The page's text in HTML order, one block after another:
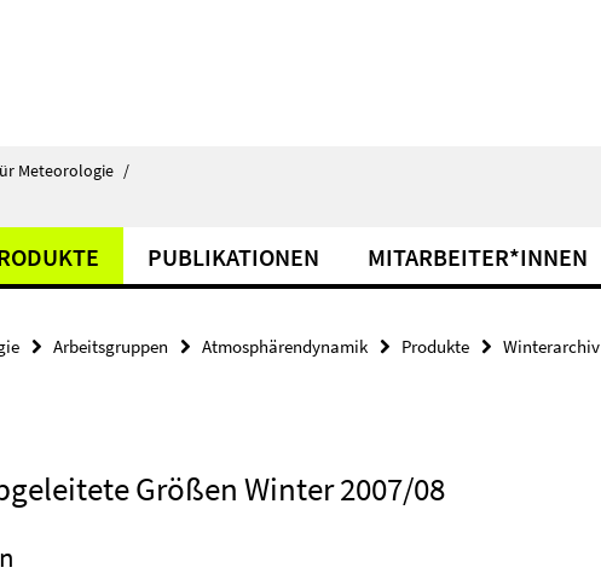
Meteorologie /
PUBLIKATIONEN MITARBEITER*INNEN
Arbeitsgruppen Atmosphärendynamik Produkte Winterarchiv
Größen Winter 2007/08